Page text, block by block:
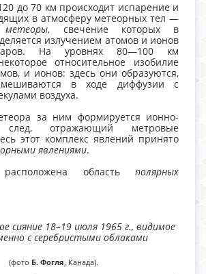
до 70 км происходит испарение и
в атмосферу метеорных тел —
метеоры, свечение которых в
излучением атомов и ионов
На уровнях 80—100 км
относительное изобилие
и ионов: здесь они образуются,
в ходе диффузии с
воздуха.
за ним формируется ионно-
след, отражающий метровые
этот комплекс явлений принято
явлениями.
областьполярных
сияние 18–19 июля 1965 г., видимое
с серебристыми облаками
(фото Б. Фогля , Канада).